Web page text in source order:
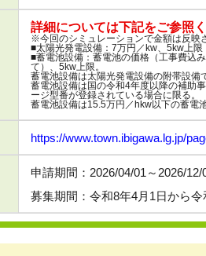
詳細については下記をご参照
※今回のシミュレーションで金額は反映
■太陽光発電設備：7万円／kw、5kw上限
■蓄電池設備：蓄電池の価格（工事費込
て）、5kw上限。
蓄電池設備は太陽光発電設備の附帯設備
蓄電池設備は国の令和4年度以降の補助
ージ型番が登録されている場合に限る。
蓄電池設備は15.5万円／hkw以下の蓄電
https://www.town.ibigawa.lg.jp/
申請期間：2026/04/01～2026/12/
募集期間：令和8年4月1日から